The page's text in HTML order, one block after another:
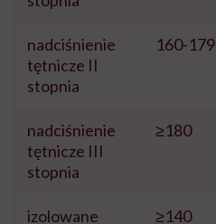
nadciśnienie
tętnicze II
stopnia
160-179
nadciśnienie
tętnicze III
stopnia
≥180
izolowane
≥140